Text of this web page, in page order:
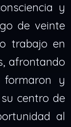
y
de veinte
trabajo en
afrontando
y
centro de
al